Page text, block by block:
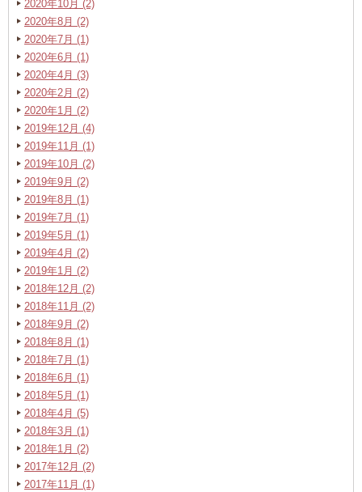
2020年10月 (2)
2020年8月 (2)
2020年7月 (1)
2020年6月 (1)
2020年4月 (3)
2020年2月 (2)
2020年1月 (2)
2019年12月 (4)
2019年11月 (1)
2019年10月 (2)
2019年9月 (2)
2019年8月 (1)
2019年7月 (1)
2019年5月 (1)
2019年4月 (2)
2019年1月 (2)
2018年12月 (2)
2018年11月 (2)
2018年9月 (2)
2018年8月 (1)
2018年7月 (1)
2018年6月 (1)
2018年5月 (1)
2018年4月 (5)
2018年3月 (1)
2018年1月 (2)
2017年12月 (2)
2017年11月 (1)